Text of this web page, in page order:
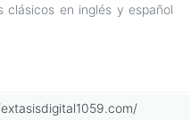
clásicos en inglés y español